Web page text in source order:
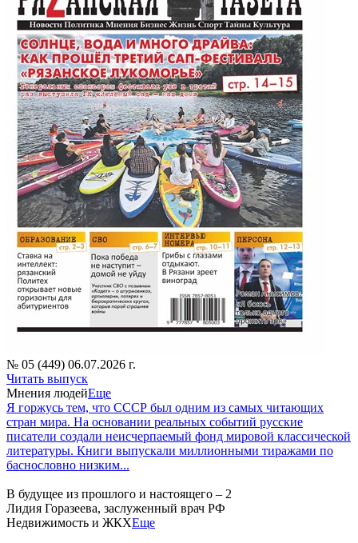
№ 05 (449) 06.07.2026 г.
Читать выпуск
Мнения людейЕще
Я горжусь тем, что СССР был одним из самых читающих
стран мира. На основании реальных событий русские
писатели создали неисчерпаемый фонд мировой классической
литературы. Книги выпускали миллионными тиражами по
баснословно низким...
В будущее из прошлого и настоящего – 2
Лидия Горазеева, заслуженный врач РФ
Недвижимость и ЖКХЕще